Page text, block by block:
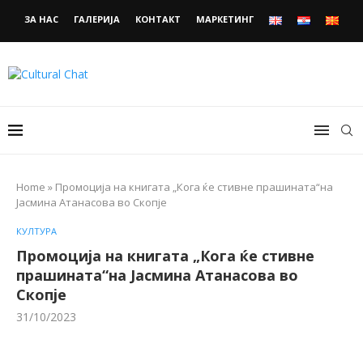
ЗА НАС ГАЛЕРИЈА КОНТАКТ МАРКЕТИНГ
Home » Промоција на книгата „Кога ќе стивне прашината“на
Јасмина Атанасова во Скопје
КУЛТУРА
Промоција на книгата „Кога ќе стивне
прашината“на Јасмина Атанасова во
Скопје
31/10/2023